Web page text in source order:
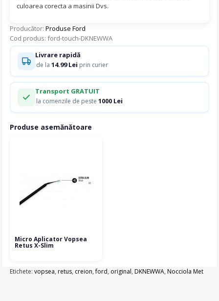
culoarea corecta a masinii Dvs.
Producător: Produse Ford
Cod produs: ford-touch-DKNEWWA
Produse asemănătoare
Micro Aplicator Vopsea
Retus X-Slim
Livrare rapidă
de la 14.99 Lei prin curier
Transport GRATUIT
la comenzile de peste 1000 Lei
Etichete: vopsea, retus, creion,ford, original, DKNEWWA, Nocciola Met